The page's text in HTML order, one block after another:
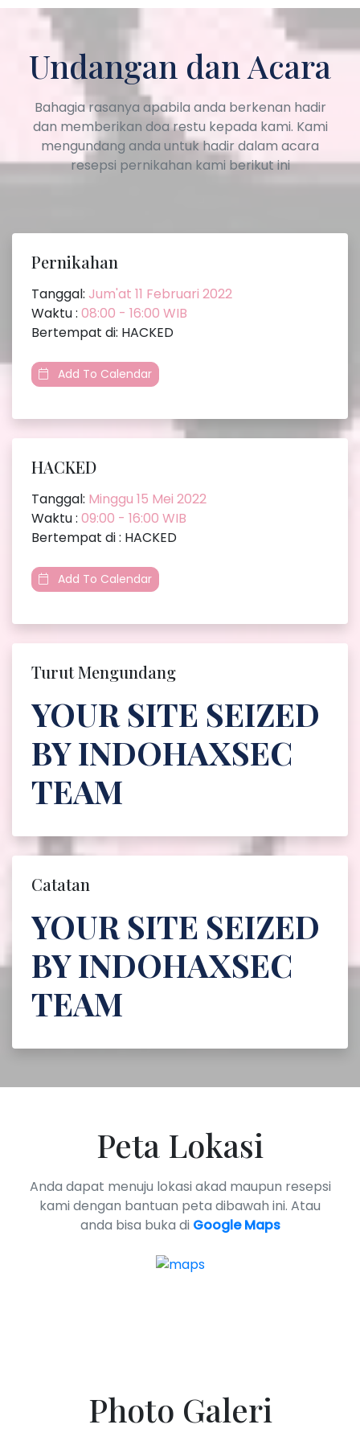
Undangan dan Acara
Bahagia rasanya apabila anda berkenan hadir
dan memberikan doa restu kepada kami. Kami
mengundang anda untuk hadir dalam acara
resepsi pernikahan kami berikut ini
Pernikahan
Tanggal: Jum'at 11 Februari 2022
Waktu : 08:00 - 16:00 WIB
Bertempat di: HACKED
Add To Calendar
HACKED
Tanggal: Minggu 15 Mei 2022
Waktu : 09:00 - 16:00 WIB
Bertempat di : HACKED
Add To Calendar
Turut Mengundang
YOUR SITE SEIZED
BY INDOHAXSEC
TEAM
Catatan
YOUR SITE SEIZED
BY INDOHAXSEC
TEAM
Peta Lokasi
Anda dapat menuju lokasi akad maupun resepsi
kami dengan bantuan peta dibawah ini. Atau
anda bisa buka di Google Maps
Photo Galeri